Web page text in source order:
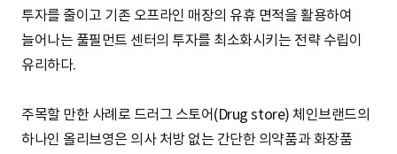
투자를 줄이고 기존 오프라인 매장의 유휴 면적을 활용하여
늘어나는 풀필먼트 센터의 투자를 최소화시키는 전략 수립이
유리하다.
주목할 만한 사례로 드러그 스토어(Drug store) 체인브랜드의
하나인 올리브영은 의사 처방 없는 간단한 의약품과 화장품